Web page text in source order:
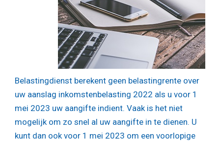
Belastingdienst berekent geen belastingrente over
uw aanslag inkomstenbelasting 2022 als u voor 1
mei 2023 uw aangifte indient. Vaak is het niet
mogelijk om zo snel al uw aangifte in te dienen. U
kunt dan ook voor 1 mei 2023 om een voorlopige